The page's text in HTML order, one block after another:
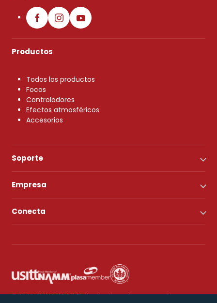
Productos
Todos los productos
Focos
Controladores
Efectos atmosféricos
Accesorios
Soporte
Empresa
Conecta
© 2026 CHAUVET DJ. Todos los derechos reservados.